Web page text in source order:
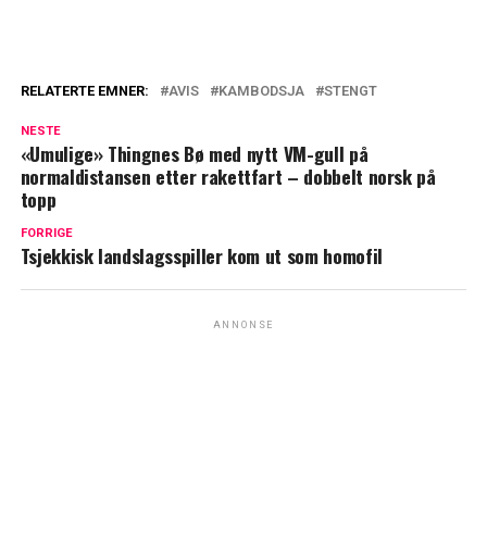
RELATERTE EMNER: AVIS KAMBODSJA STENGT
NESTE
«Umulige» Thingnes Bø med nytt VM-gull på
normaldistansen etter rakettfart – dobbelt norsk på
topp
FORRIGE
Tsjekkisk landslagsspiller kom ut som homofil
ANNONSE